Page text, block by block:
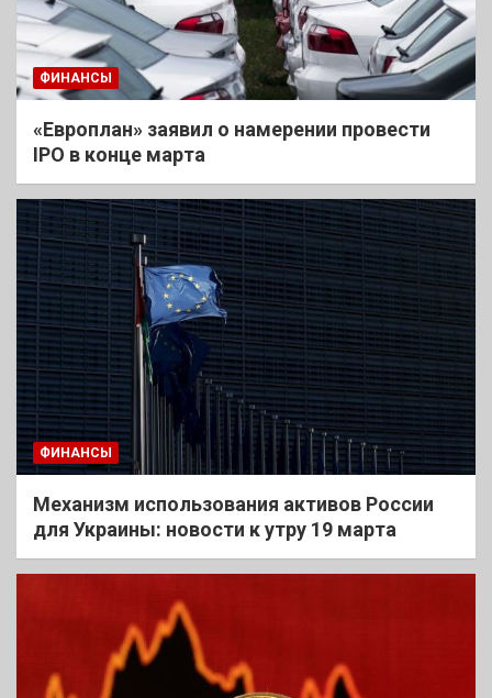
ФИНАНСЫ
«Европлан» заявил о намерении провести
IPO в конце марта
ФИНАНСЫ
Механизм использования активов России
для Украины: новости к утру 19 марта